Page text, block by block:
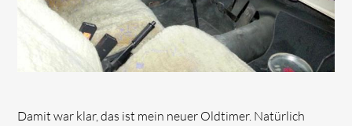
Damit war klar, das ist mein neuer Oldtimer. Natürlich